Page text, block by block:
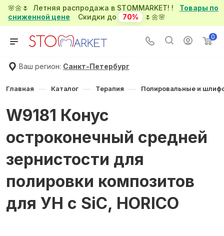
🌸🌼🌷 Летняя распродажа в STOMMARKET! ! Товары по
сниженной цене Скидки до 70% 🌷🌼🌸
0
Ваш регион: Санкт-Петербург
Главная — Каталог — Терапия — Полировальные и
W9181 Конус
остроконечный средней
зернистости для
полировки композитов
для УН с SiC, HORICO